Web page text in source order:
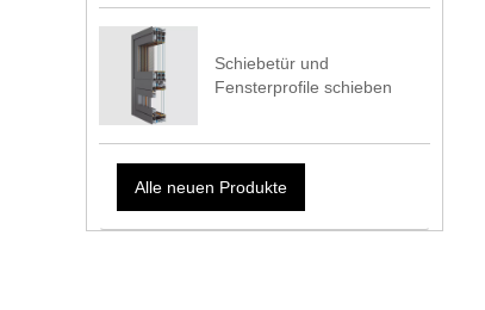
Schiebetür und
Fensterprofile schieben
Alle neuen Produkte